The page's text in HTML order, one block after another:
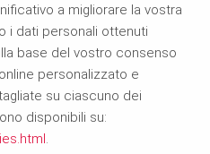
a migliorare la vostra
i dati personali ottenuti
base del vostro consenso
personalizzato e
su ciascuno dei
disponibili su:
.